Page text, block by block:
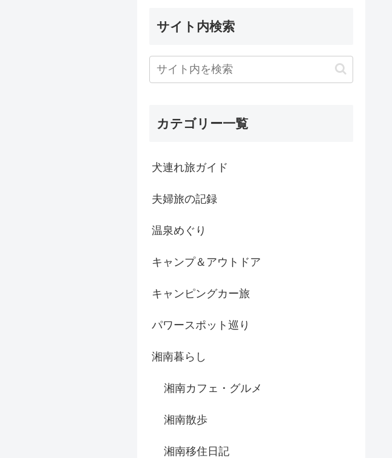
サイト内検索
カテゴリー一覧
犬連れ旅ガイド
夫婦旅の記録
温泉めぐり
キャンプ＆アウトドア
キャンピングカー旅
パワースポット巡り
湘南暮らし
湘南カフェ・グルメ
湘南散歩
湘南移住日記